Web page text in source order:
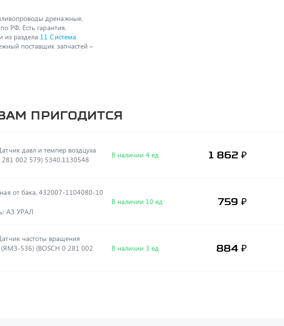
дренажные,
РФ. Есть гарантия.
из раздела 11 Система
поставщик запчастей –
пригодится
(DS-LDF6-T) (0 281 002 579) 5340.1130548
В наличии 4 ед 1 862 ₽
от бака, 432007-1104080-10
АЗ УРАЛ
В наличии 10 ед 759 ₽
536) (BOSCH 0 281 002
В наличии 3 ед 884 ₽